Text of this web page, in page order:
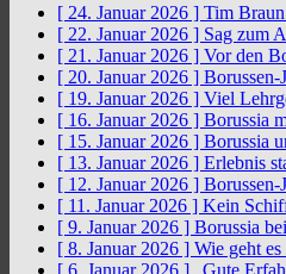
[ 24. Januar 2026 ] Tim
[ 22. Januar 2026 ] Sag zum
[ 21. Januar 2026 ] Vor den
[ 20. Januar 2026 ] Borussen-
[ 19. Januar 2026 ] Viel
[ 16. Januar 2026 ] Borussia
[ 15. Januar 2026 ] Borussia
[ 13. Januar 2026 ] Erlebnis
[ 12. Januar 2026 ] Borussen-
[ 11. Januar 2026 ] Kein
[ 9. Januar 2026 ] Borussia
[ 8. Januar 2026 ] Wie geht
[ 6. Januar 2026 ]
„Gute